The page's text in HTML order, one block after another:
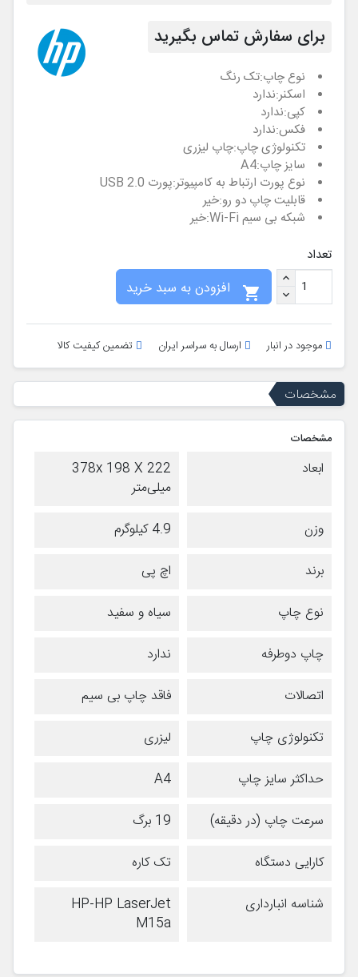
برای سفارش تماس بگیرید
نوع چاپ:تک رنگ
اسکنر:ندارد
کپی:ندارد
فکس:ندارد
تکنولوژی چاپ:چاپ لیزری
سایز چاپ:A4
نوع پورت ارتباط به کامپیوتر:پورت USB 2.0
قابلیت چاپ دو رو:خیر
شبکه بی سیم Wi-Fi:
خیر
تعداد

موجود در انبار ارسال به سراسر ایران تضمین کیفیت کالا
مشخصات
مشخصات
ابعاد
378x 198 X 222
میلی‌متر
وزن
4.9 کیلوگرم
برند
اچ پی
نوع چاپ
سیاه و سفید
چاپ دوطرفه
ندارد
اتصالات
فاقد چاپ بی سیم
تکنولوژی چاپ
لیزری
حداکثر سایز چاپ
A4
سرعت چاپ (در دقیقه)
19 برگ
کارایی دستگاه
تک کاره
شناسه انبارداری
HP-HP LaserJet
M15a